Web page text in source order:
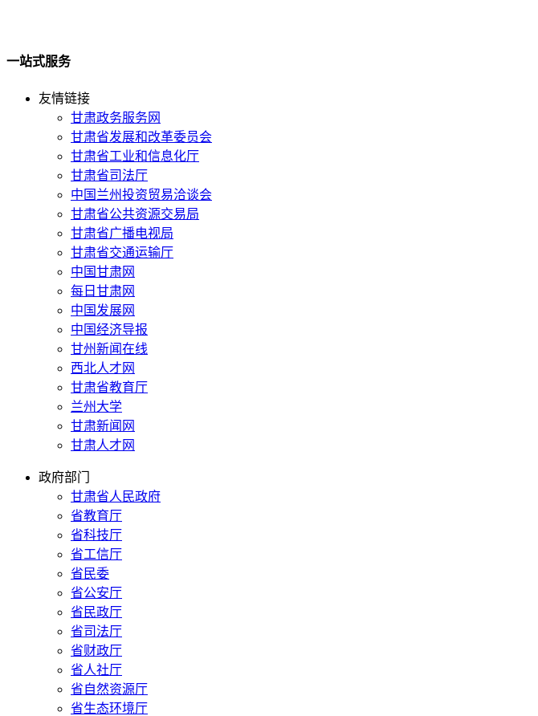
一站式服务
友情链接
甘肃政务服务网
甘肃省发展和改革委员会
甘肃省工业和信息化厅
甘肃省司法厅
中国兰州投资贸易洽谈会
甘肃省公共资源交易局
甘肃省广播电视局
甘肃省交通运输厅
中国甘肃网
每日甘肃网
中国发展网
中国经济导报
甘州新闻在线
西北人才网
甘肃省教育厅
兰州大学
甘肃新闻网
甘肃人才网
政府部门
甘肃省人民政府
省教育厅
省科技厅
省工信厅
省民委
省公安厅
省民政厅
省司法厅
省财政厅
省人社厅
省自然资源厅
省生态环境厅